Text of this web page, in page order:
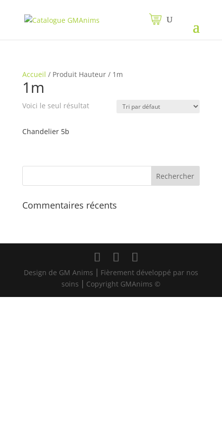
Accueil / Produit Hauteur/ 1m
1m
Voici le seul résultat
Chandelier 5b
Commentaires récents
Design de GM Anims ⎮ Fièrement développé par nos
soins ⎮ Copyright GMAnims ©